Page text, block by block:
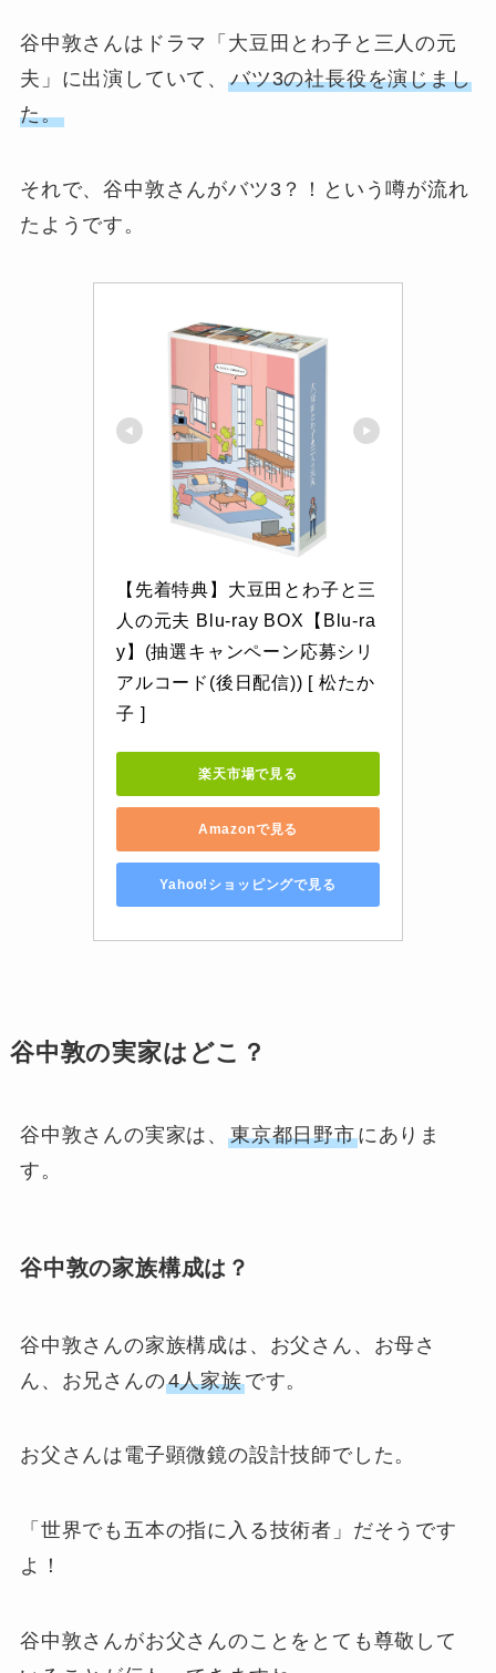
谷中敦さんはドラマ「大豆田とわ子と三人の元
夫」に出演していて、 バツ3の社長役を演じまし
た。
それで、谷中敦さんがバツ3？！という噂が流れ
たようです。
【先着特典】大豆田とわ子と三
人の元夫 Blu-ray BOX【Blu-ra
y】(抽選キャンペーン応募シリ
アルコード(後日配信)) [ 松たか
子 ]
楽天市場で見る
Amazonで見る
Yahoo!ショッピングで見る
谷中敦の実家はどこ？
谷中敦さんの実家は、 東京都日野市にありま
す。
谷中敦の家族構成は？
谷中敦さんの家族構成は、お父さん、お母さ
ん、お兄さんの4人家族です。
お父さんは電子顕微鏡の設計技師でした。
「世界でも五本の指に入る技術者」だそうです
よ！
谷中敦さんがお父さんのことをとても尊敬して